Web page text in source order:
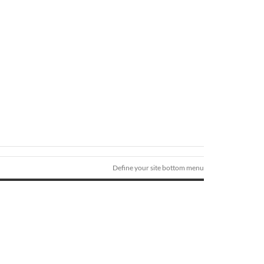
Define your site bottom menu